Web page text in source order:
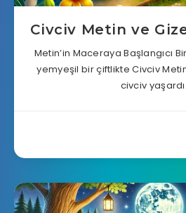
Civciv Metin ve
Metin’in Maceraya Başlangıcı
yemyeşil bir çiftlikte Civciv
civciv